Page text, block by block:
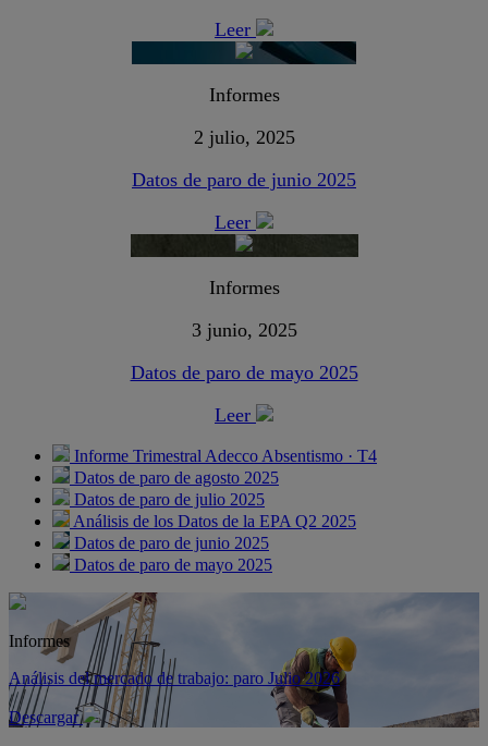
Leer
Informes
2 julio, 2025
Datos de paro de junio 2025
Leer
Informes
3 junio, 2025
Datos de paro de mayo 2025
Leer
Informe Trimestral Adecco Absentismo · T4
Datos de paro de agosto 2025
Datos de paro de julio 2025
Análisis de los Datos de la EPA Q2 2025
Datos de paro de junio 2025
Datos de paro de mayo 2025
Informes
Análisis del mercado de trabajo: paro Julio 2026
Descargar